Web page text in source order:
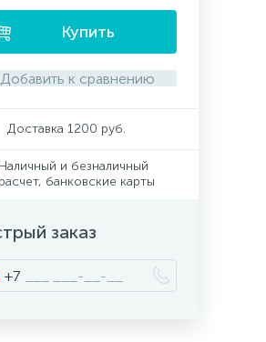
Купить
Добавить к сравнению
Доставка 1200 руб.
Наличный и безналичный
расчет, банковские карты
заказ
+7